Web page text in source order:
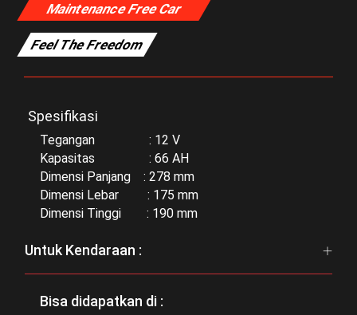
Maintenance Free Car
Feel The Freedom
Spesifikasi
Tegangan : 12 V
Kapasitas : 66 AH
Dimensi Panjang : 278 mm
Dimensi Lebar : 175 mm
Dimensi Tinggi : 190 mm
Untuk Kendaraan :
Bisa didapatkan di :